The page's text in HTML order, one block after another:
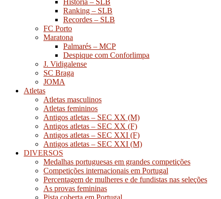
Ranking – SLB
Recordes – SLB
FC Porto
Maratona
Palmarés – MCP
Despique com Conforlimpa
J. Vidigalense
SC Braga
JOMA
Atletas
Atletas masculinos
Atletas femininos
Antigos atletas – SEC XX (M)
Antigos atletas – SEC XX (F)
Antigos atletas – SEC XXI (F)
Antigos atletas – SEC XXI (M)
DIVERSOS
Medalhas portuguesas em grandes competições
Competições internacionais em Portugal
Percentagem de mulheres e de fundistas nas seleções
As provas femininas
Pista coberta em Portugal